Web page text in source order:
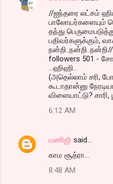
//ஐந்தரை லட்சம்
பாலோயர்களையும்
தந்து
பதிவர்களுக்கும்,
நன்றி..நன்றி..நன்றி//
followers 501 -
...ஹிஹி..
(அதெல்லாம் சரி,
கூடாதான்னு
விளையாட்டு? சாரி,
6:12 AM
மணிஜி said…
காம சூத்ரா...
8:48 AM